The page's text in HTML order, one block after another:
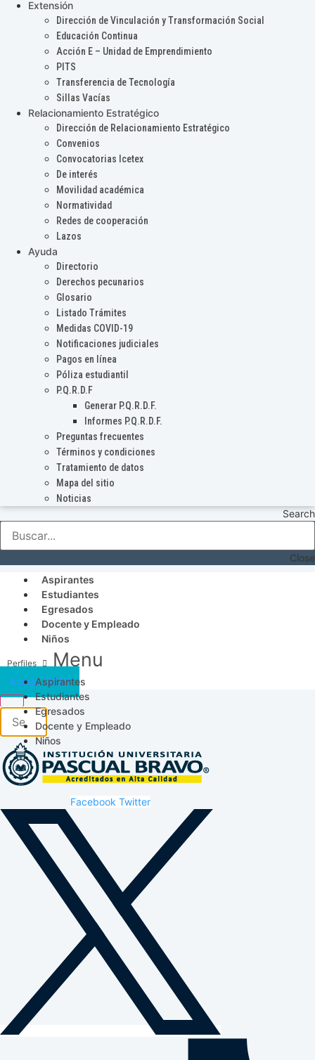
Extensión
Dirección de Vinculación y Transformación Social
Educación Continua
Acción E – Unidad de Emprendimiento
PITS
Transferencia de Tecnología
Sillas Vacías
Relacionamiento Estratégico
Dirección de Relacionamiento Estratégico
Convenios
Convocatorias Icetex
De interés
Movilidad académica
Normatividad
Redes de cooperación
Lazos
Ayuda
Directorio
Derechos pecunarios
Glosario
Listado Trámites
Medidas COVID-19
Notificaciones judiciales
Pagos en línea
Póliza estudiantil
P.Q.R.D.F
Generar P.Q.R.D.F.
Informes P.Q.R.D.F.
Preguntas frecuentes
Términos y condiciones
Tratamiento de datos
Mapa del sitio
Noticias
Search
Close
Aspirantes
Estudiantes
Egresados
Docente y Empleado
Niños
Menu
Aspirantes
Estudiantes
Egresados
Docente y Empleado
Niños
Acceso SICAU
Facebook Twitter